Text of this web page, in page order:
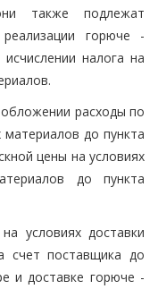
также подлежат
горюче -
налога на
расходы по
до пункта
цены на условиях
до пункта
условиях доставки
счет поставщика до
и доставке горюче -